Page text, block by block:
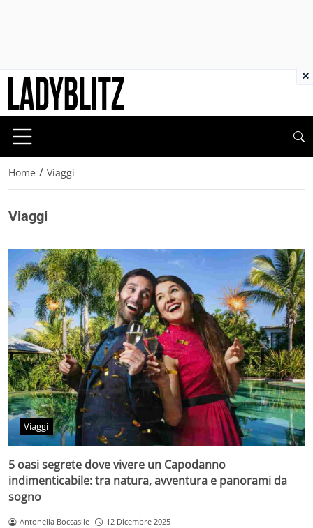
Home / Viaggi
Viaggi
Viaggi
5 oasi segrete dove vivere un Capodanno
indimenticabile: tra natura, avventura e panorami da
sogno
Antonella Boccasile 12 Dicembre 2025
×